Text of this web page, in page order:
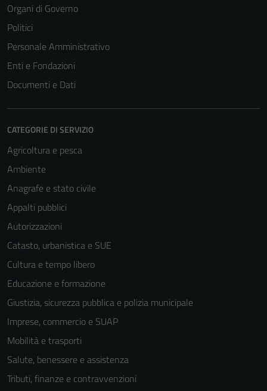
Organi di Governo
Politici
Personale Amministrativo
Enti e Fondazioni
Documenti e Dati
CATEGORIE DI SERVIZIO
Agricoltura e pesca
Ambiente
Anagrafe e stato civile
Appalti pubblici
Autorizzazioni
Catasto, urbanistica e SUE
Cultura e tempo libero
Educazione e formazione
Giustizia, sicurezza pubblica e polizia municipale
Imprese, commercio e SUAP
Mobilità e trasporti
Salute, benessere e assistenza
Tributi, finanze e contravvenzioni